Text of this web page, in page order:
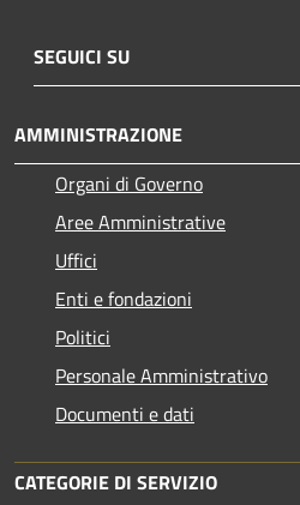
SEGUICI SU
AMMINISTRAZIONE
Organi di Governo
Aree Amministrative
Uffici
Enti e fondazioni
Politici
Personale Amministrativo
Documenti e dati
CATEGORIE DI SERVIZIO